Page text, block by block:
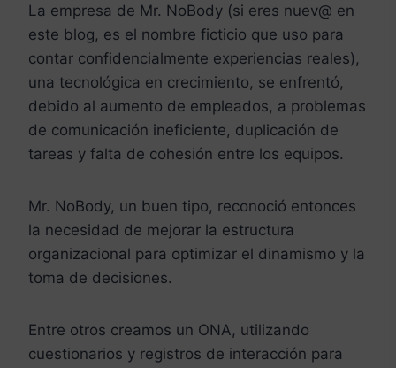
La empresa de Mr. NoBody (si eres nuev@ en
este blog, es el nombre ficticio que uso para
contar confidencialmente experiencias reales),
una tecnológica en crecimiento, se enfrentó,
debido al aumento de empleados, a problemas
de comunicación ineficiente, duplicación de
tareas y falta de cohesión entre los equipos.
Mr. NoBody, un buen tipo, reconoció entonces
la necesidad de mejorar la estructura
organizacional para optimizar el dinamismo y la
toma de decisiones.
Entre otros creamos un ONA, utilizando
cuestionarios y registros de interacción para